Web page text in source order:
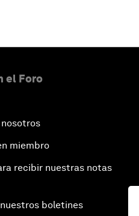
el Foro
miembro
recibir nuestras notas
boletines